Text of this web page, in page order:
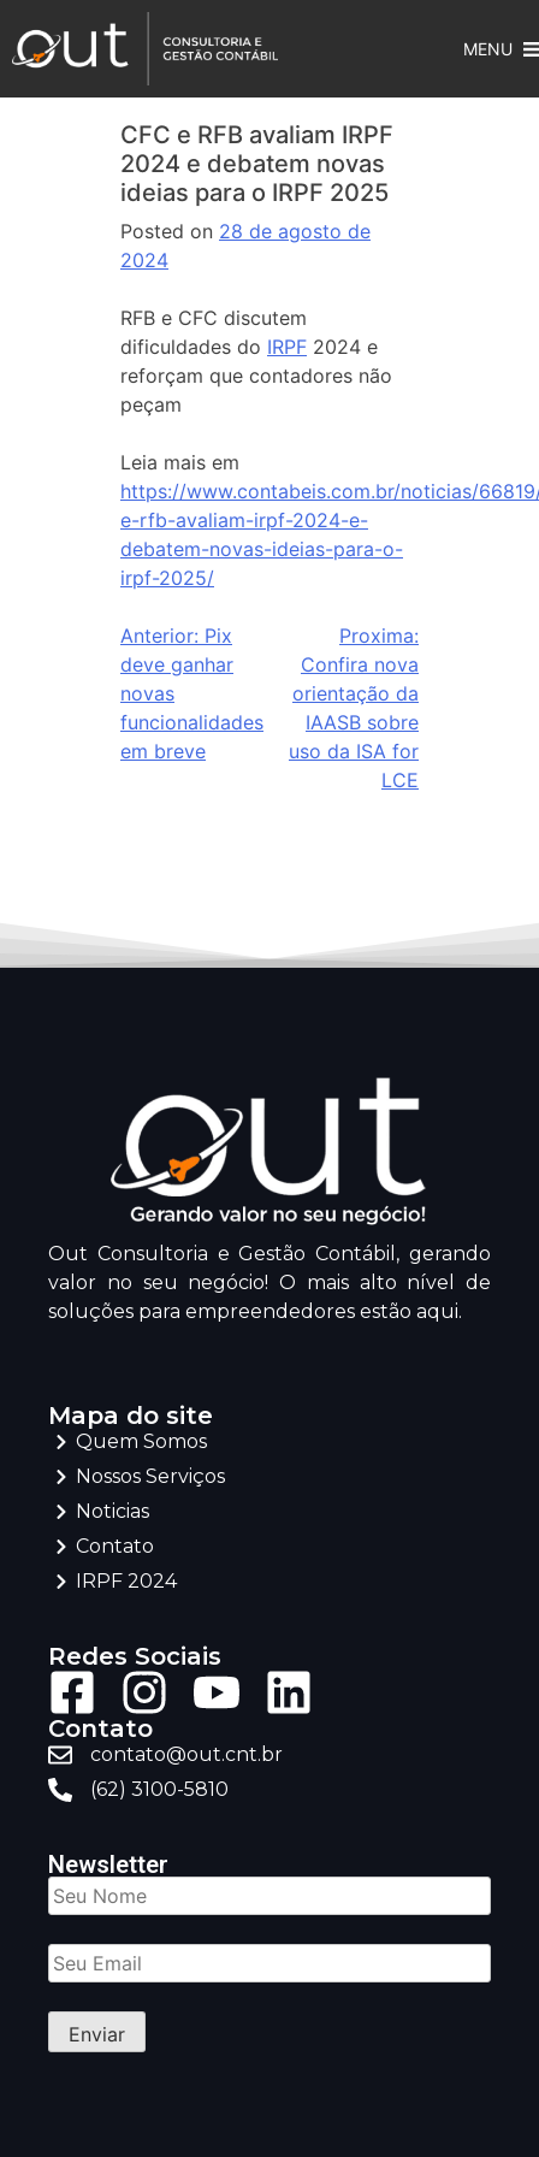
MENU
CFC e RFB avaliam IRPF
2024 e debatem novas
ideias para o IRPF 2025
Posted on 28 de agosto de
2024
RFB e CFC discutem
dificuldades do IRPF 2024 e
reforçam que contadores não
peçam
Leia mais em
https://www.contabeis.com.br/noticias/
e-rfb-avaliam-irpf-2024-e-
debatem-novas-ideias-para-o-
irpf-2025/
Anterior: Pix
deve ganhar
novas
funcionalidades
em breve
Proxima:
Confira nova
orientação da
IAASB sobre
uso da ISA for
LCE
Out Consultoria e Gestão Contábil, gerando
valor no seu negócio! O mais alto nível de
soluções para empreendedores estão aqui.
Mapa do site
Quem Somos
Nossos Serviços
Noticias
Contato
IRPF 2024
Redes Sociais
Contato
contato@out.cnt.br
(62) 3100-5810
Newsletter